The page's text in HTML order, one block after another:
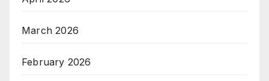
March 2026
February 2026